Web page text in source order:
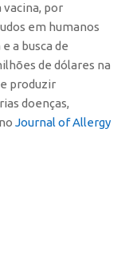
vacina, por
em humanos
a busca de
de dólares na
produzir
doenças,
Journal of Allergy